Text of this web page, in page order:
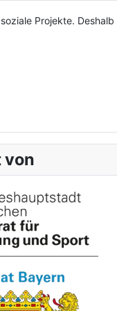
Projekte. Deshalb
von